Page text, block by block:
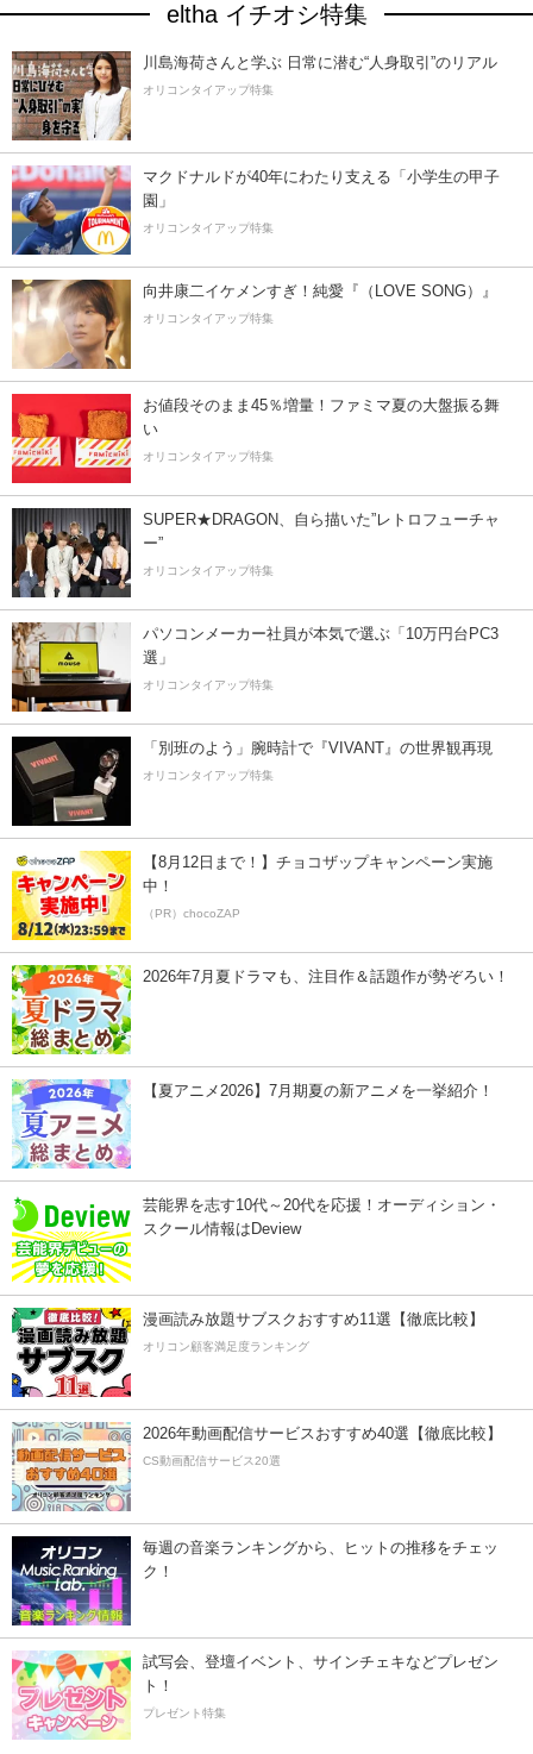
eltha イチオシ特集
川島海荷さんと学ぶ 日常に潜む“人身取引”のリアル
オリコンタイアップ特集
マクドナルドが40年にわたり支える「小学生の甲子
園」
オリコンタイアップ特集
向井康二イケメンすぎ！純愛『（LOVE SONG）』
オリコンタイアップ特集
お値段そのまま45％増量！ファミマ夏の大盤振る舞
い
オリコンタイアップ特集
SUPER★DRAGON、自ら描いた”レトロフューチャ
ー”
オリコンタイアップ特集
パソコンメーカー社員が本気で選ぶ「10万円台PC3
選」
オリコンタイアップ特集
「別班のよう」腕時計で『VIVANT』の世界観再現
オリコンタイアップ特集
【8月12日まで！】チョコザップキャンペーン実施
中！
（PR）chocoZAP
2026年7月夏ドラマも、注目作＆話題作が勢ぞろい！
【夏アニメ2026】7月期夏の新アニメを一挙紹介！
芸能界を志す10代～20代を応援！オーディション・
スクール情報はDeview
漫画読み放題サブスクおすすめ11選【徹底比較】
オリコン顧客満足度ランキング
2026年動画配信サービスおすすめ40選【徹底比較】
CS動画配信サービス20選
毎週の音楽ランキングから、ヒットの推移をチェッ
ク！
試写会、登壇イベント、サインチェキなどプレゼン
ト！
プレゼント特集